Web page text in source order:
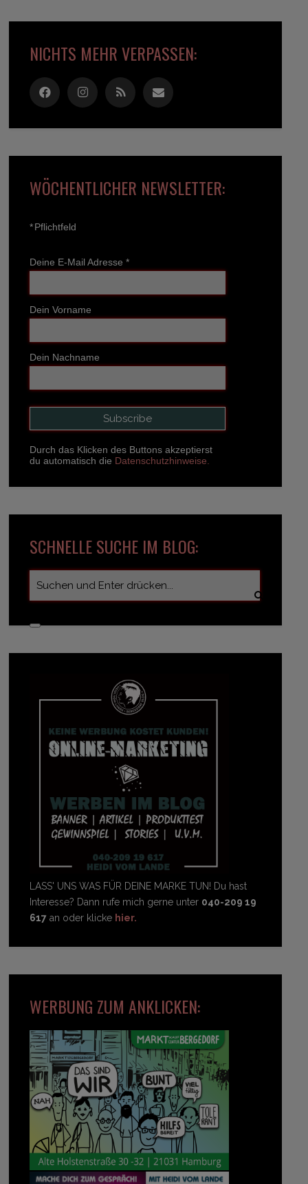
NICHTS MEHR VERPASSEN:
WÖCHENTLICHER NEWSLETTER:
*Pflichtfeld
Deine E-Mail Adresse *
Dein Vorname
Dein Nachname
Durch das Klicken des Buttons akzeptierst
du automatisch die Datenschutzhinweise.
SCHNELLE SUCHE IM BLOG:
LASS' UNS WAS FÜR DEINE MARKE TUN! Du hast
Interesse? Dann rufe mich gerne unter 040-209 19
617 an oder klicke hier.
WERBUNG ZUM ANKLICKEN: